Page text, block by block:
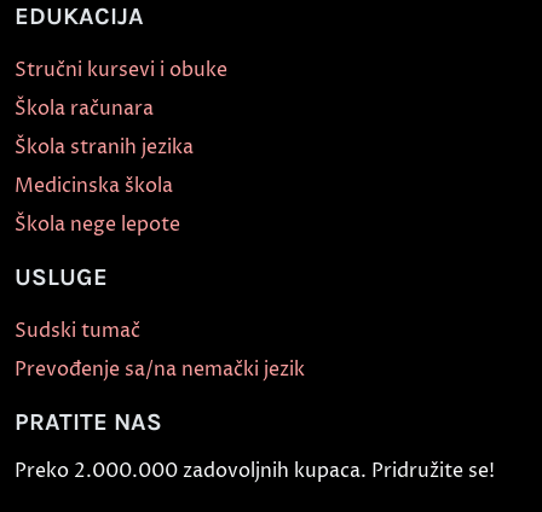
EDUKACIJA
Stručni kursevi i obuke
Škola računara
Škola stranih jezika
Medicinska škola
Škola nege lepote
USLUGE
Sudski tumač
Prevođenje sa/na nemački jezik
PRATITE NAS
Preko 2.000.000 zadovoljnih kupaca. Pridružite se!